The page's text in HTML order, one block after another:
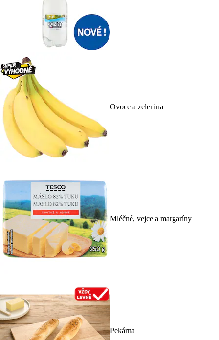
Ovoce a zelenina
Mléčné, vejce a margaríny
Pekárna